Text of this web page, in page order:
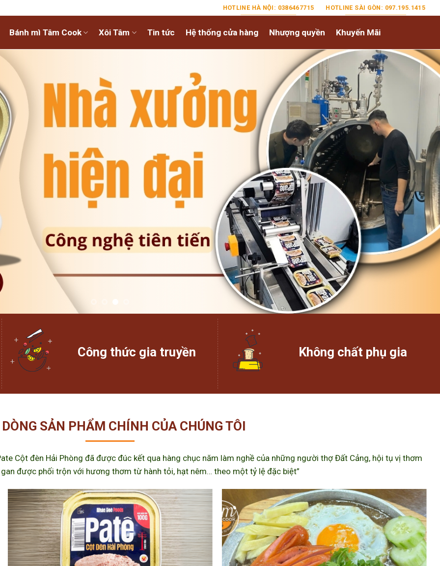
HOTLINE HÀ NỘI: 0386467715 HOTLINE SÀI GÒN: 097.195.1415
Bánh mì Tâm Cook Xôi Tâm Tin tức Hệ thống cửa hàng Nhượng quyền Khuyến Mãi
Công thức gia truyền Không chất phụ gia
SẢN PHẨM CHÍNH CỦA CHÚNG TÔI
Cột đèn Hải Phòng đã được đúc kết qua hàng chục năm làm nghề của những người thợ Đất Cảng, hội tụ vị thơm
gan được phối trộn với hương thơm từ hành tỏi, hạt nêm… theo một tỷ lệ đặc biệt”